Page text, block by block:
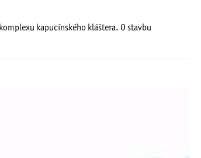
kapucínského kláštera. O stavbu